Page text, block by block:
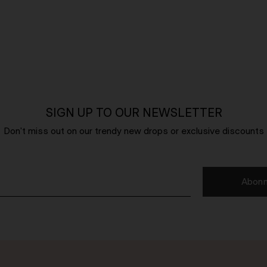
SIGN UP TO OUR NEWSLETTER
Don't miss out on our trendy new drops or exclusive discounts